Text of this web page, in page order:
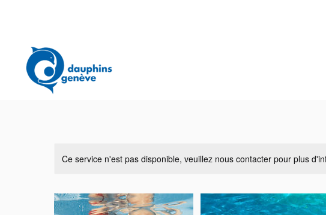
Ce service n'est pas disponible, veuillez nous contacter pour plus